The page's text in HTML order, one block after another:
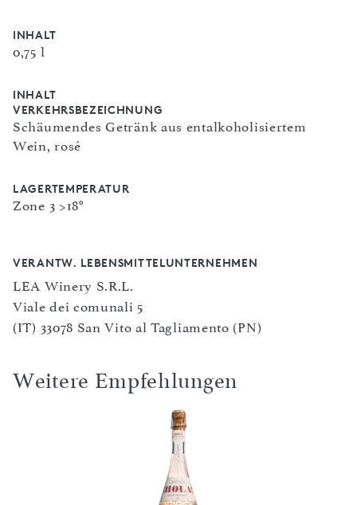
INHALT
0,75 l
INHALT
VERKEHRSBEZEICHNUNG
Schäumendes Getränk aus entalkoholisiertem
Wein, rosé
LAGERTEMPERATUR
Zone 3 >18°
VERANTW. LEBENSMITTELUNTERNEHMEN
LEA Winery S.R.L.
Viale dei comunali 5
(IT) 33078 San Vito al Tagliamento (PN)
Weitere Empfehlungen